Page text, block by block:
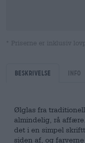
* Priserne er inklusiv
Beskrivelse Info
Ølglas fra
almindelig, rå
det i en simpel
siden af, og